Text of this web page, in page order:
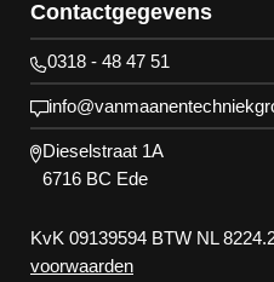
Contactgegevens
0318 - 48 47 51
Dieselstraat 1A
6716 BC Ede
KvK 09139594 BTW NL
voorwaarden